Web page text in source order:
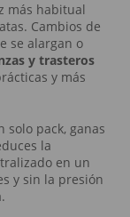
más habitual
Cambios de
se alargan o
y trasteros
y más
solo pack, ganas
la
en un
y sin la presión